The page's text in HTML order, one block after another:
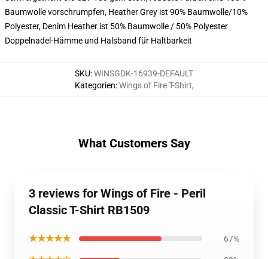
Baumwolle vorschrumpfen, Heather Grey ist 90% Baumwolle/10%
Polyester, Denim Heather ist 50% Baumwolle / 50% Polyester
Doppelnadel-Hämme und Halsband für Haltbarkeit
SKU:WINSGDK-16939-DEFAULT
Kategorien:Wings of Fire T-Shirt,
What Customers Say
3 reviews for Wings of Fire - Peril
Classic T-Shirt RB1509
★★★★★ 67%